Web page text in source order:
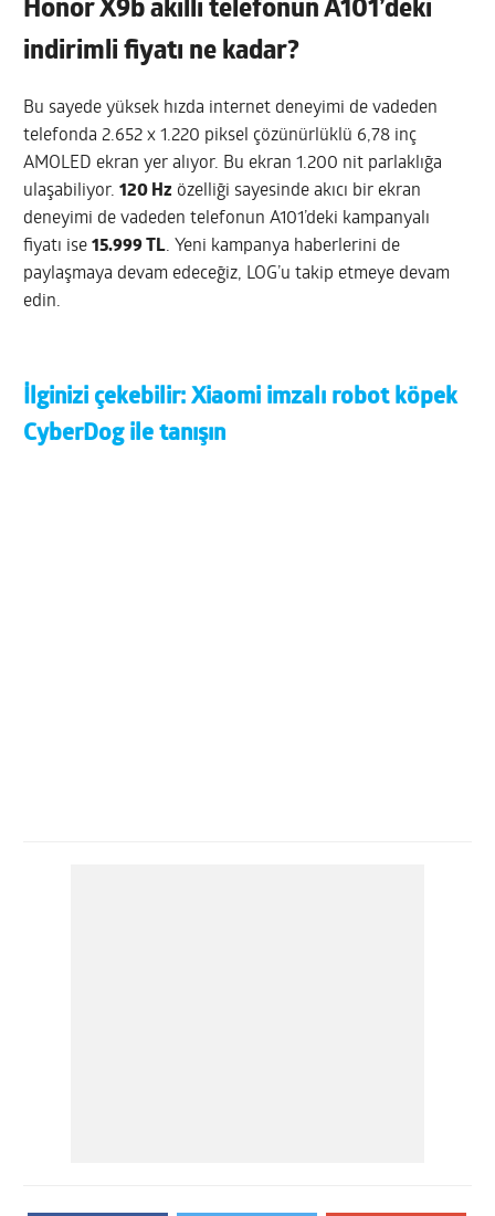
Honor X9b akıllı telefonun A101’deki
indirimli fiyatı ne kadar?
Bu sayede yüksek hızda internet deneyimi de vadeden
telefonda 2.652 x 1.220 piksel çözünürlüklü 6,78 inç
AMOLED ekran yer alıyor. Bu ekran 1.200 nit parlaklığa
ulaşabiliyor.120 Hz özelliği sayesinde akıcı bir ekran
deneyimi de vadeden telefonun A101’deki kampanyalı
fiyatı ise15.999 TL. Yeni kampanya haberlerini de
paylaşmaya devam edeceğiz, LOG’u takip etmeye devam
edin.
İlginizi çekebilir:Xiaomi imzalı robot köpek
CyberDog ile tanışın